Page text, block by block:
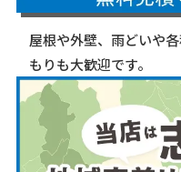
屋根や外壁、雨どいや
もりも大歓迎です。